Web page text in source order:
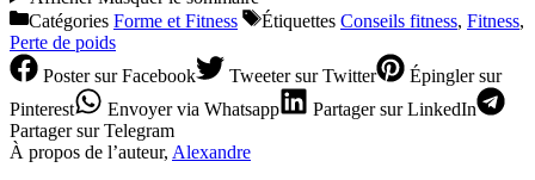
Catégories Forme et Fitness Étiquettes Conseils fitness, Fitness,
Perte de poids
Postersur Facebook Tweetersur Twitter Épinglersur
Pinterest
Envoyervia Whatsapp Partagersur LinkedIn
Partagersur Telegram
À propos de l’auteur, Alexandre